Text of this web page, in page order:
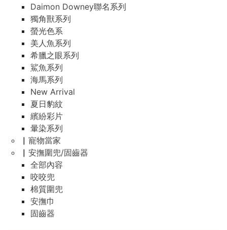
Daimon Downey聯名系列
獨角獸系列
螢光色系
美人魚系列
希臘之眼系列
鯊魚系列
海馬系列
New Arrival
夏日豹紋
繽紛彩片
暈染系列
▏寵物當家
▏安撫圍兜/固齒器
全部內容
咬咬兜
棉質圍兜
安撫巾
固齒器